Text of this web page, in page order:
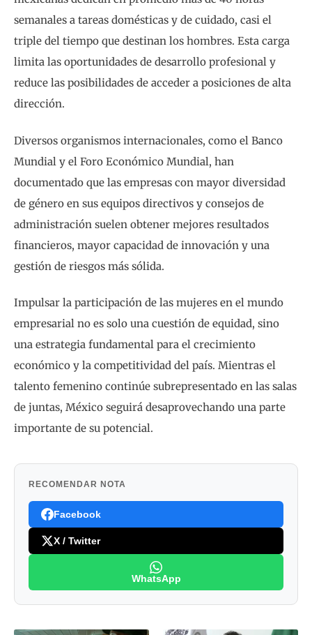
semanales a tareas domésticas y de cuidado, casi el
triple del tiempo que destinan los hombres. Esta carga
limita las oportunidades de desarrollo profesional y
reduce las posibilidades de acceder a posiciones de alta
dirección.
Diversos organismos internacionales, como el Banco
Mundial y el Foro Económico Mundial, han
documentado que las empresas con mayor diversidad
de género en sus equipos directivos y consejos de
administración suelen obtener mejores resultados
financieros, mayor capacidad de innovación y una
gestión de riesgos más sólida.
Impulsar la participación de las mujeres en el mundo
empresarial no es solo una cuestión de equidad, sino
una estrategia fundamental para el crecimiento
económico y la competitividad del país. Mientras el
talento femenino continúe subrepresentado en las salas
de juntas, México seguirá desaprovechando una parte
importante de su potencial.
RECOMENDAR NOTA
Facebook
X / Twitter
WhatsApp